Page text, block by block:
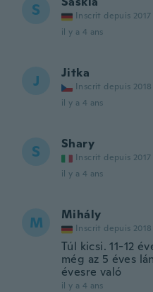
S Inscrit depuis 2017
il y a 4 ans
J Jitka
Inscrit depuis 2018
il y a 4 ans
S Shary
Inscrit depuis 2017
il y a 4 ans
M Mihály
Inscrit depuis 2018
Túl kicsi. 11-12
még az 5 éves
évesre való
il y a 4 ans